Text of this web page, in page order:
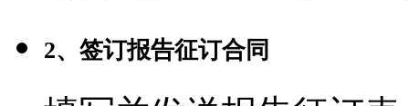
2、签订报告征订合同